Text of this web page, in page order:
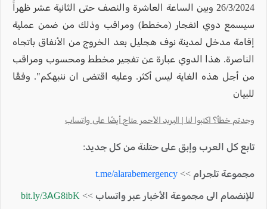
26/3/2024 وبين الساعة العاشرة والنصف حتى الثانية عشر ظهراً
سيسمع دوي انفجار (مخطط) ومراقب وذلك من ضمن عملية
إقامة مدخل لمدينة نوف هجليل بعد الخروج من الأنفاق باتجاه
الناصرة. هذا الدوي عبارة عن تفجير مخطط ومحسوب ومراقب
من أجل هذه الغاية ليس أكثر. وعليه اقتضى ان ننبهكم". وفقًا
للبيان
وجدتم خطأ؟ اكتبوا لنا | البريد الأحمر متاح أيضًا على واتساب
تابع كل العرب وإبق على حتلنة من كل جديد:
مجموعة تلجرام >> t.me/alarabemergency
للإنضمام الى مجموعة الأخبار عبر واتساب >> bit.ly/3AG8ibK